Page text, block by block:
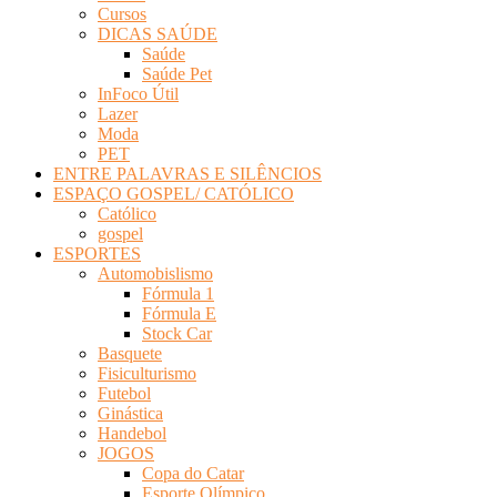
Cursos
DICAS SAÚDE
Saúde
Saúde Pet
InFoco Útil
Lazer
Moda
PET
ENTRE PALAVRAS E SILÊNCIOS
ESPAÇO GOSPEL/ CATÓLICO
Católico
gospel
ESPORTES
Automobislismo
Fórmula 1
Fórmula E
Stock Car
Basquete
Fisiculturismo
Futebol
Ginástica
Handebol
JOGOS
Copa do Catar
Esporte Olímpico